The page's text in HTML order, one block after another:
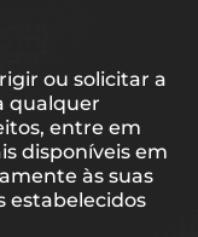
ou solicitar a
qualquer
entre em
disponíveis em
às suas
estabelecidos